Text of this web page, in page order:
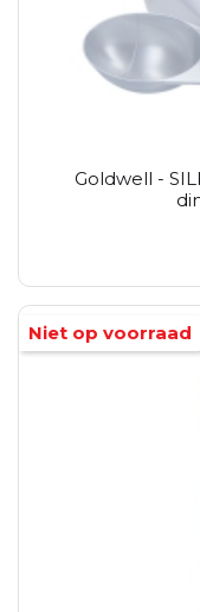
Goldwell -
Niet op voorraad